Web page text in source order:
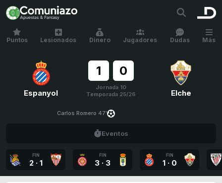
Puntos Lesionados Dinero Jugadores Dudas Más
Espanyol
1 0
Jornada 10
Temporada 25/26
Elche
Carlos Romero 47'
Eventos
FIN
2 · 1
FIN
3 · 3
FIN
1 · 0